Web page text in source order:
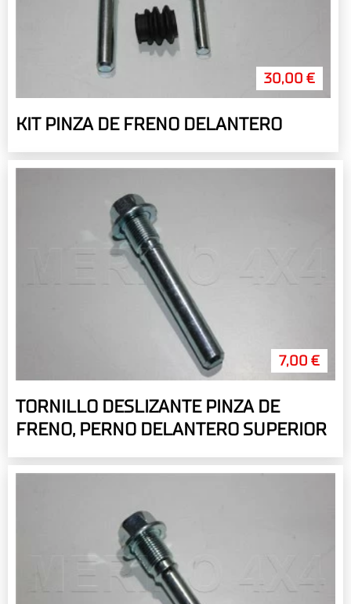
30,00 €
KIT PINZA DE FRENO DELANTERO
7,00 €
TORNILLO DESLIZANTE PINZA DE
FRENO, PERNO DELANTERO SUPERIOR